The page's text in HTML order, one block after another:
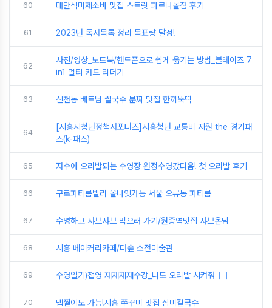
60 대만식마제소바 맛집 스트릿 파르나몰점 후기
61 2023년 독서목록 정리 목표량 달성!
62
사진/영상_노트북/핸드폰으로 쉽게 옮기는 방법_블레이즈 7
in1 멀티 카드 리더기
63 신천동 베트남 쌀국수 분짜 맛집 한끼뚝딱
64
[시흥시청년정책서포터즈]시흥청년 교통비 지원 the 경기패
스(k-패스)
65 자수에 오리발되는 수영장 원정수영갔다옴! 첫 오리발 후기
66 구로파티룸발리 올나잇가능 서울 오류동 파티룸
67 수영하고 샤브샤브 먹으러 가기/원종역맛집 샤브온담
68 시흥 베이커리카페/더숲 소전미술관
69 수영일기)접영 재재재재수강_나도 오리발 시켜줘ㅓㅓ
70 맵찔이도 가능!시흥 쭈꾸미 맛집 삼미칼국수